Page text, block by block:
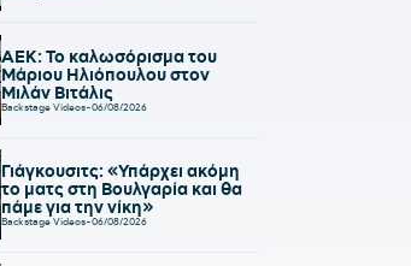
ΑΕΚ: Το καλωσόρισμα του
Μάριου Ηλιόπουλου στον
Μιλάν Βιτάλις
Backstage Videos-06/08/2026
Γιάγκουσιτς: «Υπάρχει ακόμη
το ματς στη Βουλγαρία και θα
πάμε για την νίκη»
Backstage Videos-06/08/2026